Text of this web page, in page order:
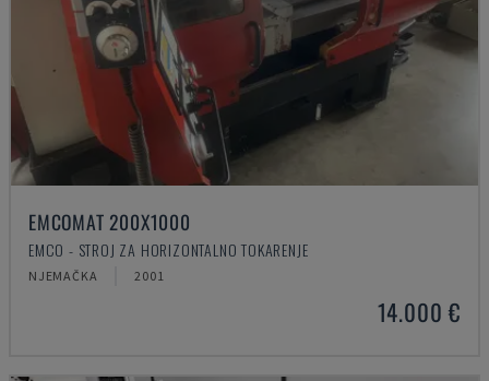
EMCOMAT 200X1000
EMCO - STROJ ZA HORIZONTALNO TOKARENJE
NJEMAČKA 2001
14.000 €